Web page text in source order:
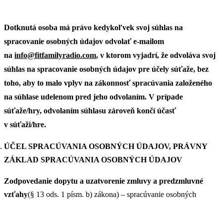
Dotknutá osoba má právo kedykoľvek svoj súhlas na
spracovanie osobných údajov odvolať e-mailom
na info@fitfamilyradio.com, v ktorom vyjadrí, že odvoláva svoj
súhlas na spracovanie osobných údajov pre účely súťaže, bez
toho, aby to malo vplyv na zákonnosť spracúvania založeného
na súhlase udelenom pred jeho odvolaním. V prípade
súťaže/hry, odvolaním súhlasu zároveň končí účasť
v súťaži/hre.
ÚČEL SPRACÚVANIA OSOBNÝCH ÚDAJOV, PRÁVNY
ZÁKLAD SPRACÚVANIA OSOBNÝCH ÚDAJOV
Zodpovedanie dopytu a uzatvorenie zmluvy a predzmluvné
vzťahy(§ 13 ods. 1 písm. b) zákona) – spracúvanie osobných